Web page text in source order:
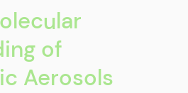
of
Aerosols